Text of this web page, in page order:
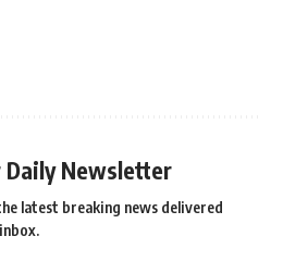
Daily Newsletter
latest breaking news delivered